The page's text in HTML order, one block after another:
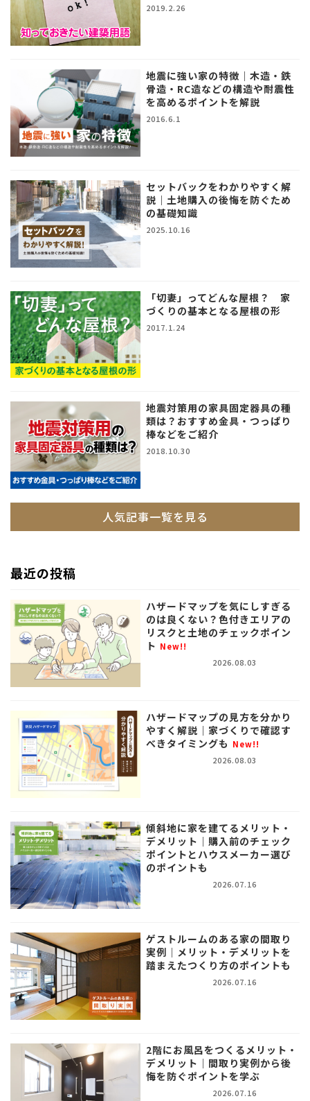
2019.2.26
地震に強い家の特徴｜木造・鉄
骨造・RC造などの構造や耐震性
を高めるポイントを解説
2016.6.1
セットバックをわかりやすく解
説｜土地購入の後悔を防ぐため
の基礎知識
2025.10.16
「切妻」ってどんな屋根？ 家
づくりの基本となる屋根の形
2017.1.24
地震対策用の家具固定器具の種
類は？おすすめ金具・つっぱり
棒などをご紹介
2018.10.30
人気記事一覧を見る
最近の投稿
ハザードマップを気にしすぎる
のは良くない？色付きエリアの
リスクと土地のチェックポイン
ト New!!
2026.08.03
ハザードマップの見方を分かり
やすく解説｜家づくりで確認す
べきタイミングも New!!
2026.08.03
傾斜地に家を建てるメリット・
デメリット｜購入前のチェック
ポイントとハウスメーカー選び
のポイントも
2026.07.16
ゲストルームのある家の間取り
実例｜メリット・デメリットを
踏まえたつくり方のポイントも
2026.07.16
2階にお風呂をつくるメリット・
デメリット｜間取り実例から後
悔を防ぐポイントを学ぶ
2026.07.16